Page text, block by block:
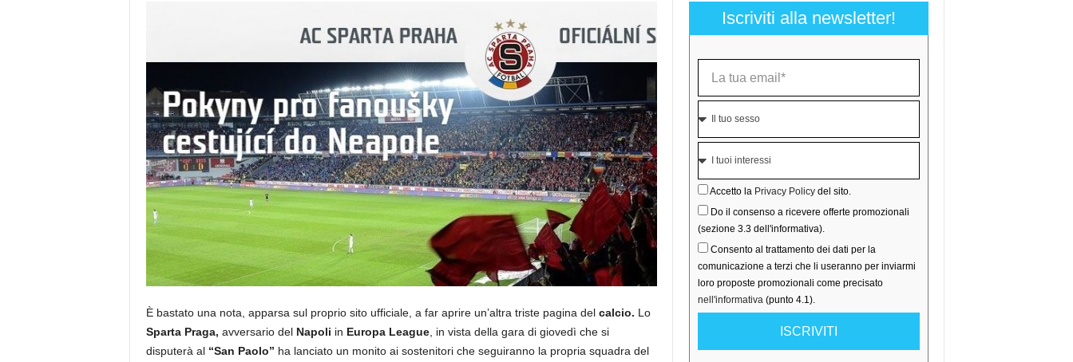
È bastato una nota, apparsa sul proprio sito ufficiale, a far aprire un’altra triste pagina del calcio. Lo
Sparta Praga, avversario del Napoli in Europa League, in vista della gara di giovedì che si
disputerà al“San Paolo” ha lanciato un monito ai sostenitori che seguiranno la propria squadra del
Iscriviti alla newsletter!
Accetto la Privacy Policydel sito.
Do il consenso a ricevere offerte promozionali
(sezione 3.3 dell'informativa).
Consento al trattamento dei dati per la
comunicazione a terzi che li useranno per inviarmi
loro proposte promozionali come precisato
nell'informativa(punto 4.1).
ISCRIVITI